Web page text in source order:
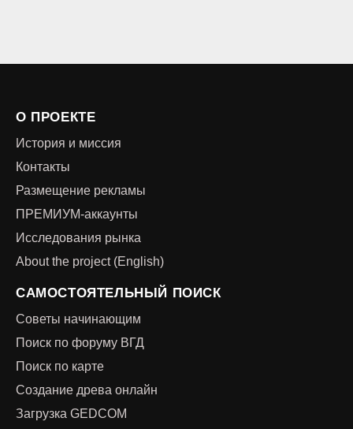
О ПРОЕКТЕ
История и миссия
Контакты
Размещение рекламы
ПРЕМИУМ-аккаунты
Исследования рынка
About the project (English)
САМОСТОЯТЕЛЬНЫЙ ПОИСК
Советы начинающим
Поиск по форуму ВГД
Поиск по карте
Создание древа онлайн
Загрузка GEDCOM